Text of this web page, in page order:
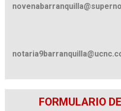
FORMULARIO